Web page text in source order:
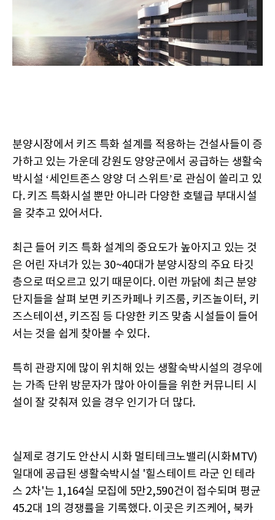
분양시장에서 키즈 특화 설계를 적용하는 건설사들이 증
가하고 있는 가운데 강원도 양양군에서 공급하는 생활숙
박시설 ‘세인트존스 양양 더 스위트’로 관심이 쏠리고 있
다. 키즈 특화시설 뿐만 아니라 다양한 호텔급 부대시설
을 갖추고 있어서다.
최근 들어 키즈 특화 설계의 중요도가 높아지고 있는 것
은 어린 자녀가 있는 30~40대가 분양시장의 주요 타깃
층으로 떠오르고 있기 때문이다. 이런 까닭에 최근 분양
단지들을 살펴 보면 키즈카페나 키즈룸, 키즈놀이터, 키
즈스테이션, 키즈짐 등 다양한 키즈 맞춤 시설들이 들어
서는 것을 쉽게 찾아볼 수 있다.
특히 관광지에 많이 위치해 있는 생활숙박시설의 경우에
는 가족 단위 방문자가 많아 아이들을 위한 커뮤니티 시
설이 잘 갖춰져 있을 경우 인기가 더 많다.
실제로 경기도 안산시 시화 멀티테크노밸리(시화MTV)
일대에 공급된 생활숙박시설 '힐스테이트 라군 인 테라
스 2차'는 1,164실 모집에 5만2,590건이 접수되며 평균
45.2대 1의 경쟁률을 기록했다. 이곳은 키즈케어, 북카